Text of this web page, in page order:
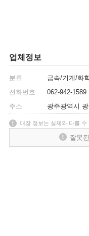
업체정보
분류
금속/기계/화
전화번호
062-942-1589
주소
광주광역시
매장 정보는 실제와 다를 수
잘못